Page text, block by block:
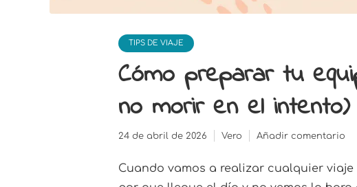
TIPS DE VIAJE
Cómo preparar tu
no morir en el intento)
24 de abril de 2026 Vero Añadir comentario
Cuando vamos a realizar cualquier